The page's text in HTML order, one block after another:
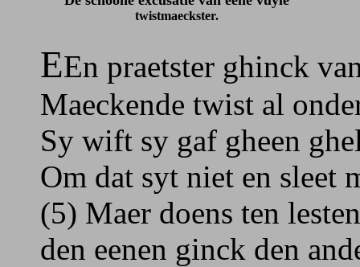
twistmaeckster.
EEn praetster ghinck
Maeckende twist al
Sy wift sy gaf gheen
Om dat syt niet en sleet
(5) Maer doens ten
den eenen ginck den